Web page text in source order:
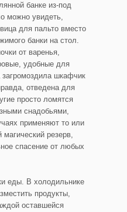
банке из-под
можно увидеть,
для пальто вместо
банки на стол.
от варенья,
удобные для
загромоздила шкафчик
отведена для
просто ломятся
снадобьями,
применяют то или
магический резерв,
спасение от любых
еды. В холодильнике
продукты,
оставшейся